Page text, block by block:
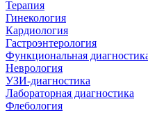
Терапия
Гинекология
Кардиология
Гастроэнтерология
Функциональная
Неврология
УЗИ-диагностика
Лабораторная диагностика
Флебология